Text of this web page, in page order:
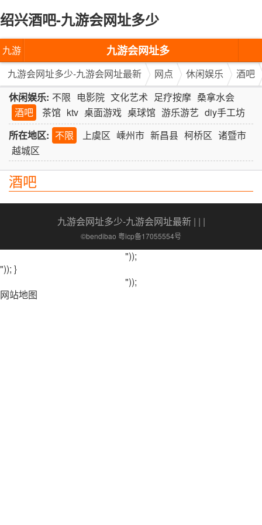
绍兴酒吧-九游会网址多少
九游
会网
址多
少-九
游会
网址
最新
九游会网址多
少-九游会网址
最新
九游会网址多少-九游会网址最新 网点 休闲娱乐
酒吧
休闲娱乐: 不限 电影院 文化艺术 足疗按摩 桑拿水会
酒吧
茶馆 ktv 桌面游戏 桌球馆 游乐游艺 diy手工坊
所在地区: 不限 上虞区 嵊州市 新昌县 柯桥区 诸暨市
越城区
酒吧
九游会网址多少-九游会网址最新| | |
©bendibao 粤icp备17055554号
"));
")); }
"));
网站地图